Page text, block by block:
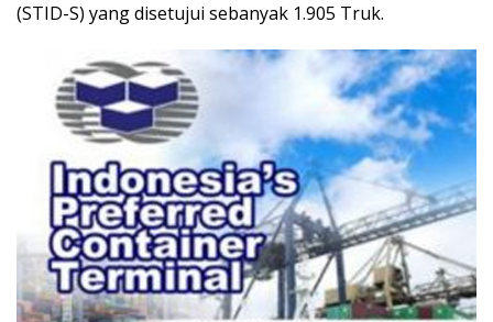
(STID-S) yang disetujui sebanyak 1.905 Truk.